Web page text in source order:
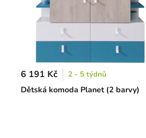
Dětská komoda Planet (2 barvy)
6 191 Kč 2 - 5 týdnů